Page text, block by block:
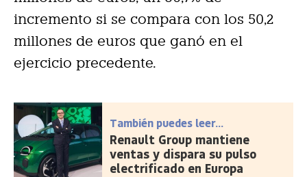
incremento si se compara con los 50,2
millones de euros que ganó en el
ejercicio precedente.
También puedes leer...
Renault Group mantiene
ventas y dispara su pulso
electrificado en Europa